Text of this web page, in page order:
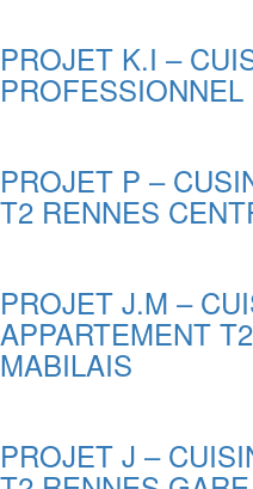
PROJET K.I –
PROJET P –
T2 RENNES
PROJET J.M –
APPARTEMENT
MABILAIS
PROJET J –